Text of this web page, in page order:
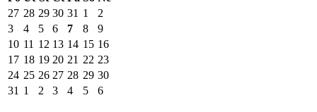
27 28 29 30 31 1
2
3
4 5 6 7 8
9
10 11 12 13 14 15 16
17 18 19 20 21 22 23
24 25 26 27 28 29 30
31 1 2 3 4 5 6